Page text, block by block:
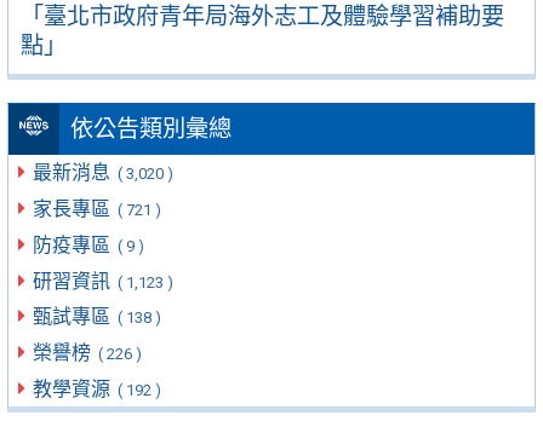
「臺北市政府青年局海外志工及體驗學習補助要
點」
依公告類別彙總
最新消息 ( 3,020 )
家長專區 ( 721 )
防疫專區 ( 9 )
研習資訊 ( 1,123 )
甄試專區 ( 138 )
榮譽榜 ( 226 )
教學資源 ( 192 )